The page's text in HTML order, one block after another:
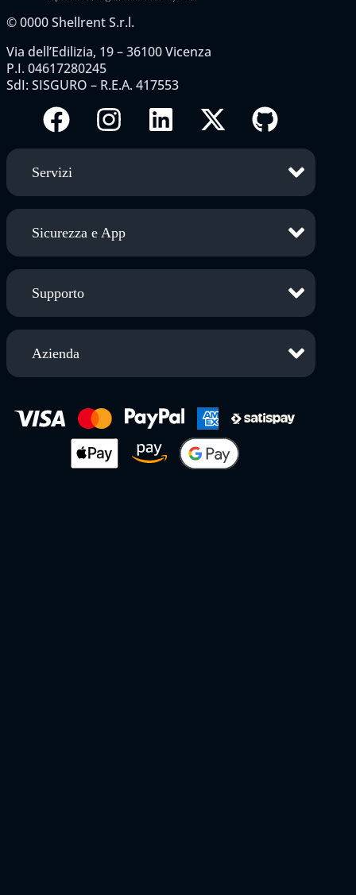
©0000Shellrent S.r.l.
Via dell’Edilizia, 19 – 36100 Vicenza
P.I. 04617280245
SdI: SISGURO – R.E.A. 417553
Servizi
Sicurezza e App
Supporto
Azienda